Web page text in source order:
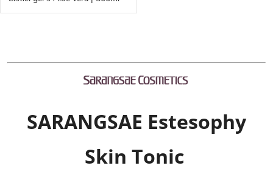
k
d
SARANGSAE Estesophy
Skin Tonic